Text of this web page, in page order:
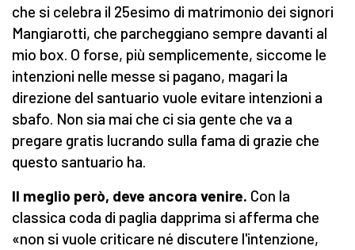
che si celebra il 25esimo di matrimonio dei signori
Mangiarotti, che parcheggiano sempre davanti al
mio box. O forse, più semplicemente, siccome le
intenzioni nelle messe si pagano, magari la
direzione del santuario vuole evitare intenzioni a
sbafo. Non sia mai che ci sia gente che va a
pregare gratis lucrando sulla fama di grazie che
questo santuario ha.
Il meglio però, deve ancora venire. Con la
classica coda di paglia dapprima si afferma che
«non si vuole criticare né discutere l'intenzione,